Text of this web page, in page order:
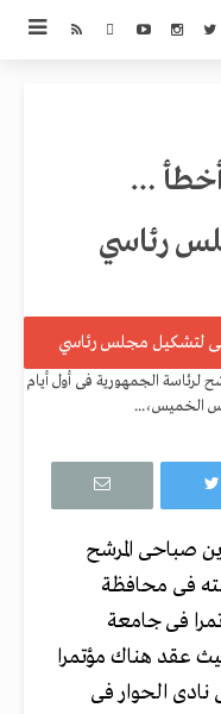
…
رئاسي
لرئاسة الجمهورية فى أول أيام
الخميس،...
صباحى المرشح
فى محافظة
فى جامعة
عقد هناك مؤتمرا
نادى الحوار فى